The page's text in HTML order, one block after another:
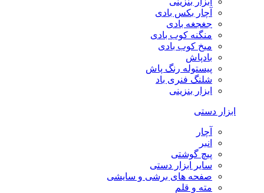
آچار بکس بادی
جغجغه بادی
منگنه کوب بادی
میخ کوب بادی
بادپاش
پیستوله رنگ پاش
شلنگ فنری باد
ابزار بنزینی
ابزار دستی
آچار
انبر
پیچ گوشتی
سایر ابزار دستی
صفحه های برشی و سایشی
مته و قلم